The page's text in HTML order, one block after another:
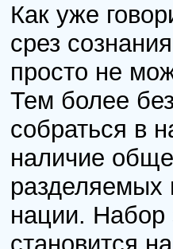
Как уже
срез
просто не
Тем более
собраться в
наличие
разделяемых
нации. Набор